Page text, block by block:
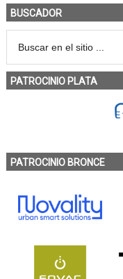
BUSCADOR
PATROCINIO PLATA
PATROCINIO BRONCE